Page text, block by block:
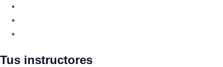
Tus instructores